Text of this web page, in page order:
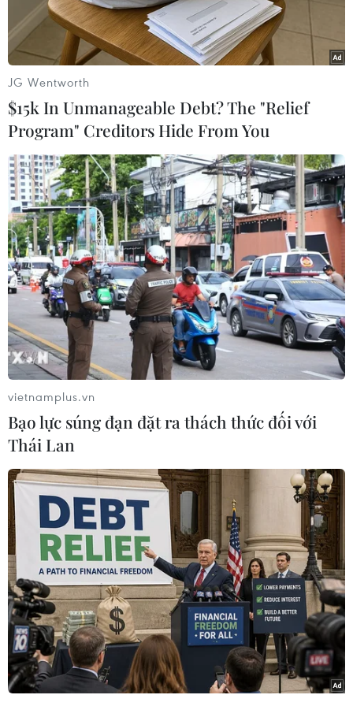
Băng nhóm dàn cảnh cướp giật tài sản, cố ý gây thương tích tại
chùa Kim Tiên, thị xã Tịnh Biên, An Giang được camera ghi lại.
(Ảnh: TTXVN phát)
Chiều 4/2, Công an thị xã Tịnh Biên (An Giang)
đang củng cố hồ sơ, làm việc với các đối tượng
có liên quan trong vụ gây rối trật tự công cộng
và có dấu hiệu cướp giật tài sản, cố ý gây
thương tích xảy ra tại khu vực chùa Kim Tiên (tổ
13, khóm Phú Hòa, phường An Phú, thị xã Tịnh
Biên) vào sáng 3/2.
Khoảng 9 giờ 20 phút ngày 3/2, ông Nguyễn Phú
Cường cùng một nhóm người thân đến viếng
chùa Kim Tiên (thuộc phường An Phú). Khi đến
gần khu vực chánh điện chùa, ông Cường bất
ngờ bị một nhóm người lạ mặt áp sát.
Lợi dụng tình huống đông người, nhóm đối
tượng đã khống chế, xô đẩy khiến ông Cường
ngã xuống đất. Một số đối tượng nhanh chóng
cướp giật 1 sợi dây chuyền si bằng vàng, trọng
lượng 1 chỉ (ông Cường khai là vàng giả) và 12
JG Wentworth
$15k In Unmanageable Debt? The "Relief
Program" Creditors Hide From You
vietnamplus.vn
Bạo lực súng đạn đặt ra thách thức đối với
Thái Lan